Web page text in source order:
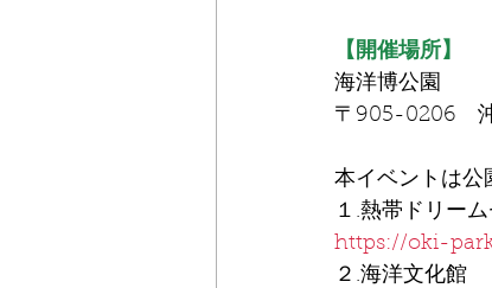
【開催場所】
海洋博公園
〒905-0206　
本イベントは公
１.熱帯ドリー
https://oki-
２.海洋文化館